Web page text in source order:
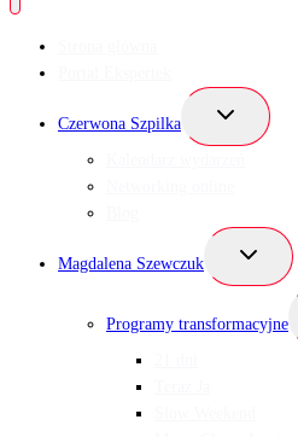
Czerwona Szpilka
Przełącz
podrzędne
Magdalena Szewczuk
Przełącz
podrzędne
Programy transformacyjne